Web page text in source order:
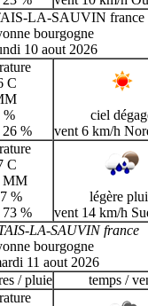
LA-SAUVIN france
bourgogne
10 aout 2026
C
%
%
ciel
vent 6 km/h
C
MM
%
%
légère
vent 14 km/h
LA-SAUVIN france
bourgogne
11 aout 2026
/ pluie temps /